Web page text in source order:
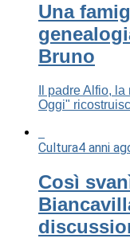
Una
Bruno
Il padre Alfio,
Oggi"
Cultura4 anni
Così